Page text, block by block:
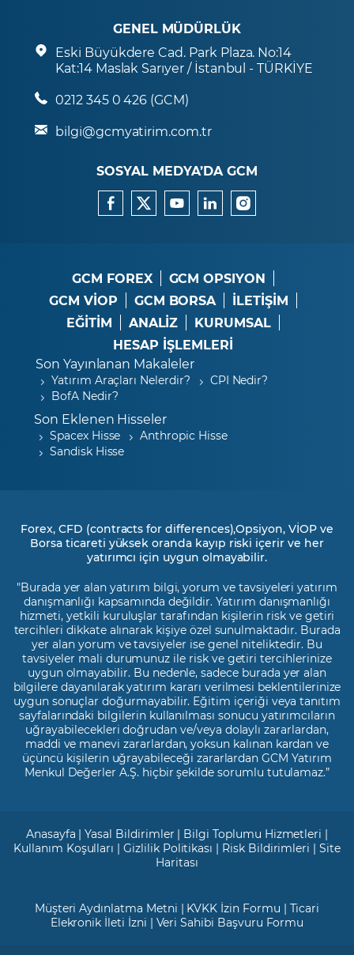
GENEL MÜDÜRLÜK
Eski Büyükdere Cad. Park Plaza. No:14
Kat:14 Maslak Sarıyer / İstanbul - TÜRKİYE
0212 345 0 426 (GCM)
bilgi@gcmyatirim.com.tr
SOSYAL MEDYA’DA GCM
GCM FOREX
GCM OPSIYON
GCM VİOP
GCM BORSA
İLETİŞİM
EĞİTİM
ANALİZ
KURUMSAL
HESAP İŞLEMLERİ
Son Yayınlanan Makaleler
Yatırım Araçları Nelerdir?
CPI Nedir?
BofA Nedir?
Son Eklenen Hisseler
Spacex Hisse
Anthropic Hisse
Sandisk Hisse
Forex, CFD (contracts for differences),Opsiyon, VİOP ve
Borsa ticareti yüksek oranda kayıp riski içerir ve her
yatırımcı için uygun olmayabilir.
"Burada yer alan yatırım bilgi, yorum ve tavsiyeleri yatırım
danışmanlığı kapsamında değildir. Yatırım danışmanlığı
hizmeti, yetkili kuruluşlar tarafından kişilerin risk ve getiri
tercihleri dikkate alınarak kişiye özel sunulmaktadır. Burada
yer alan yorum ve tavsiyeler ise genel niteliktedir. Bu
tavsiyeler mali durumunuz ile risk ve getiri tercihlerinize
uygun olmayabilir. Bu nedenle, sadece burada yer alan
bilgilere dayanılarak yatırım kararı verilmesi beklentilerinize
uygun sonuçlar doğurmayabilir. Eğitim içeriği veya tanıtım
sayfalarındaki bilgilerin kullanılması sonucu yatırımcıların
uğrayabilecekleri doğrudan ve/veya dolaylı zararlardan,
maddi ve manevi zararlardan, yoksun kalınan kardan ve
üçüncü kişilerin uğrayabileceği zararlardan GCM Yatırım
Menkul Değerler A.Ş. hiçbir şekilde sorumlu tutulamaz.”
Anasayfa |Yasal Bildirimler | Bilgi Toplumu Hizmetleri |
Kullanım Koşulları |Gizlilik Politikası | Risk Bildirimleri |Site
Haritası
Müşteri Aydınlatma Metni | KVKK İzin Formu | Ticari
Elekronik İleti İzni | Veri Sahibi Başvuru Formu